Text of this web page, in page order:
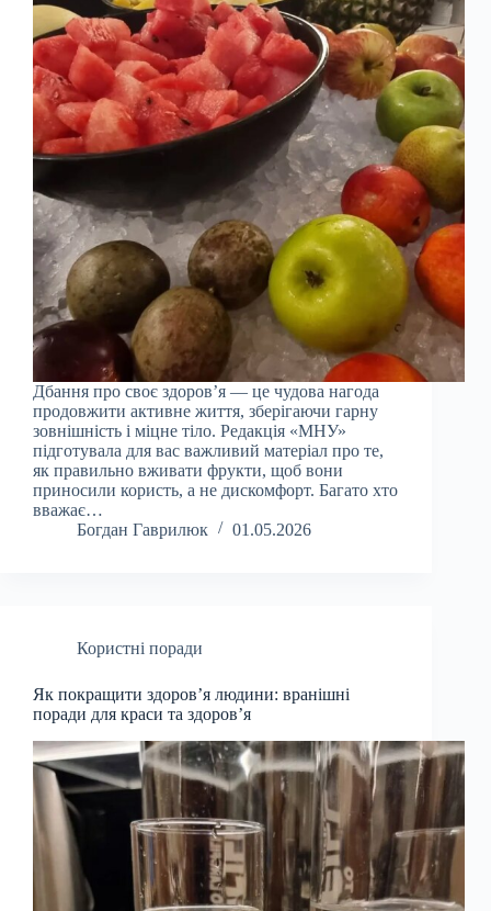
Дбання про своє здоров’я — це чудова нагода
продовжити активне життя, зберігаючи гарну
зовнішність і міцне тіло. Редакція «МНУ»
підготувала для вас важливий матеріал про те,
як правильно вживати фрукти, щоб вони
приносили користь, а не дискомфорт. Багато хто
вважає…
Богдан Гаврилюк
01.05.2026
Користні поради
Як покращити здоров’я людини: вранішні
поради для краси та здоров’я